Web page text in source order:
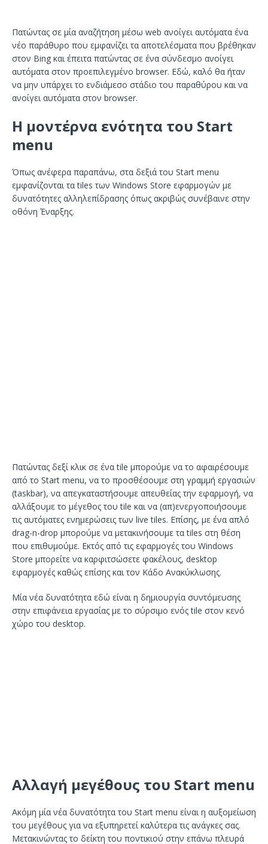
Πατώντας σε μία αναζήτηση μέσω web ανοίγει αυτόματα ένα
νέο παράθυρο που εμφανίζει τα αποτελέσματα που βρέθηκαν
στον Bing και έπειτα πατώντας σε ένα σύνδεσμο ανοίγει
αυτόματα στον προεπιλεγμένο browser. Εδώ, καλό θα ήταν
να μην υπάρχει το ενδιάμεσο στάδιο του παραθύρου και να
ανοίγει αυτόματα στον browser.
Η μοντέρνα ενότητα του Start
menu
Όπως ανέφερα παραπάνω, στα δεξιά του Start menu
εμφανίζονται τα tiles των Windows Store εφαρμογών με
δυνατότητες αλληλεπίδρασης όπως ακριβώς συνέβαινε στην
οθόνη Έναρξης.
Πατώντας δεξί κλικ σε ένα tile μπορούμε να το αφαιρέσουμε
από το Start menu, να το προσθέσουμε στη γραμμή εργασιών
(taskbar), να απεγκαταστήσουμε απευθείας την εφαρμογή, να
αλλάξουμε το μέγεθος του tile και να (απ)ενεργοποιήσουμε
τις αυτόματες ενημερώσεις των live tiles. Επίσης, με ένα απλό
drag-n-drop μπορούμε να μετακινήσουμε τα tiles στη θέση
που επιθυμούμε. Εκτός από τις εφαρμογές του Windows
Store μπορείτε να καρφιτσώσετε φακέλους, desktop
εφαρμογές καθώς επίσης και τον Κάδο Ανακύκλωσης.
Μία νέα δυνατότητα εδώ είναι η δημιουργία συντόμευσης
στην επιφάνεια εργασίας με το σύρσιμο ενός tile στον κενό
χώρο του desktop.
Αλλαγή μεγέθους του Start menu
Ακόμη μία νέα δυνατότητα του Start menu είναι η αυξομείωση
του μεγέθους για να εξυπηρετεί καλύτερα τις ανάγκες σας.
Μετακινώντας το δείκτη του ποντικιού στην επάνω πλευρά